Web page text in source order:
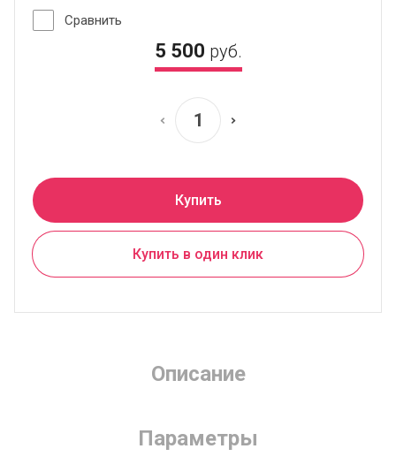
ОТЗЫВЫ О НАС
ЗАДАТЬ ВОПРОС
НАШИ КОНТАКТЫ
5 500 руб.
Купить
Купить в один клик
Сравнить
Описание
Параметры